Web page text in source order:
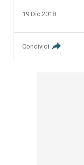
19 Dic 2018
Condividi